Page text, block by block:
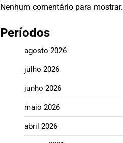
Nenhum comentário para mostrar.
Períodos
agosto 2026
julho 2026
junho 2026
maio 2026
abril 2026